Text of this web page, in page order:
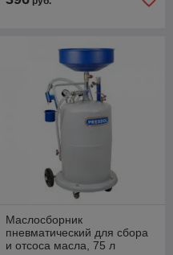
Маслосборник
пневматический для сбора
и отсоса масла, 75 л